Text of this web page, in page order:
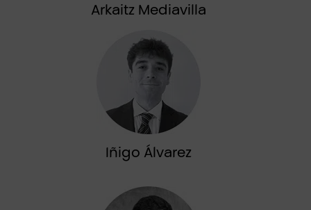
Arkaitz Mediavilla
Iñigo Álvarez